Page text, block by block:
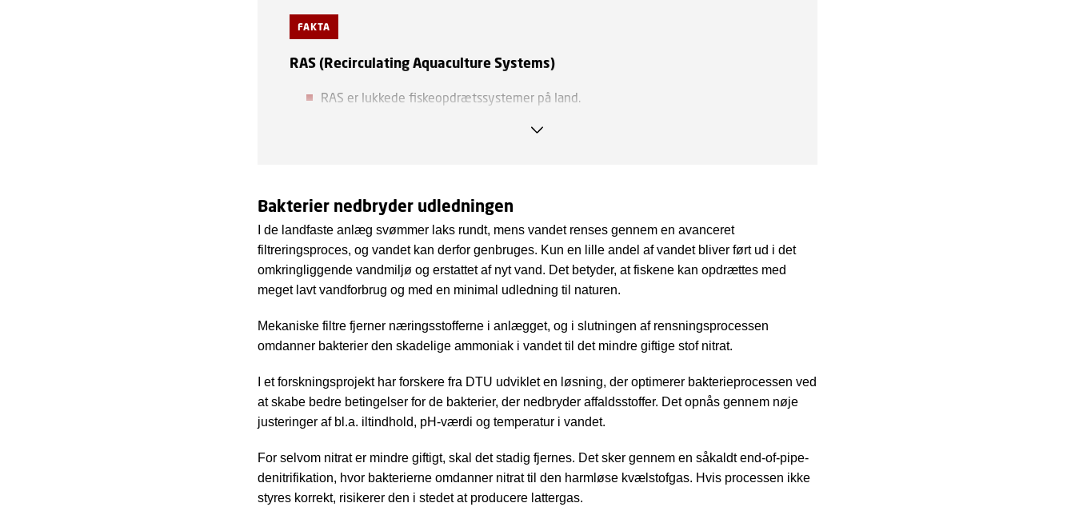
FAKTA
RAS (Recirculating Aquaculture Systems)
RAS er lukkede fiskeopdrætssystemer på land.
Udfordringer inkluderer høje energiomkostninger og risiko for ophobning af
næringsstoffer og sygdomme, hvis systemet ikke drives korrekt.
Bakterier nedbryder udledningen
I de landfaste anlæg svømmer laks rundt, mens vandet renses gennem en avanceret
filtreringsproces, og vandet kan derfor genbruges. Kun en lille andel af vandet bliver ført ud i det
omkringliggende vandmiljø og erstattet af nyt vand. Det betyder, at fiskene kan opdrættes med
meget lavt vandforbrug og med en minimal udledning til naturen.
Mekaniske filtre fjerner næringsstofferne i anlægget, og i slutningen af rensningsprocessen
omdanner bakterier den skadelige ammoniak i vandet til det mindre giftige stof nitrat.
I et forskningsprojekt har forskere fra DTU udviklet en løsning, der optimerer bakterieprocessen ved
at skabe bedre betingelser for de bakterier, der nedbryder affaldsstoffer. Det opnås gennem nøje
justeringer af bl.a. iltindhold, pH-værdi og temperatur i vandet.
For selvom nitrat er mindre giftigt, skal det stadig fjernes. Det sker gennem en såkaldt end-of-pipe-
denitrifikation, hvor bakterierne omdanner nitrat til den harmløse kvælstofgas. Hvis processen ikke
styres korrekt, risikerer den i stedet at producere lattergas.